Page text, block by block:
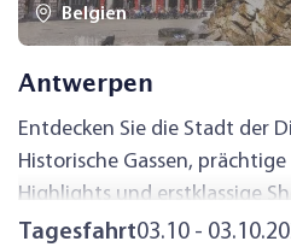
Belgien
Antwerpen
Entdecken Sie die Stadt der
Historische Gassen,
Highlights und erstklassige
Antwerpen verbindet
Tagesfahrt03.10 -